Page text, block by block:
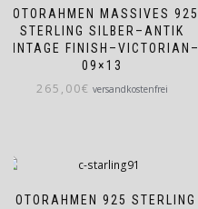
FOTORAHMEN MASSIVES 925
STERLING SILBER–ANTIK
VINTAGE FINISH–VICTORIAN–
09×13
265,00€ versandkostenfrei
FOTORAHMEN 925 STERLING